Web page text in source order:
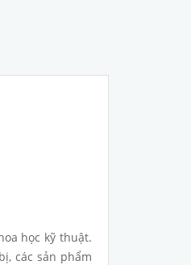
học kỹ thuật.
các sản phẩm